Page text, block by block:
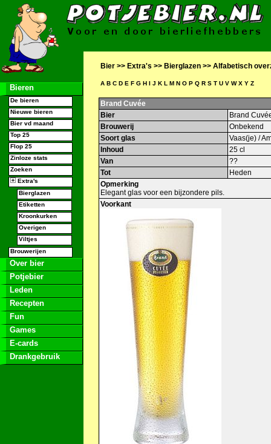
Bieren
De bieren
Nieuwe bieren
Bier vd maand
Top 25
Flop 25
Zinloze stats
Zoeken
Extra's
Bierglazen
Etiketten
Kroonkurken
Overigen
Viltjes
Brouwerijen
Over bier
Potjebier
Leden
Recepten
Fun
Games
E-cards
Drankgebruik
Bier >> Extra's >> Bierglazen >> Alfabetisch
A B C D E F G H I J K L M N O P Q R S T U V W X Y Z
Brand Cuvée
Bier
Brand
Brouwerij
Onbekend
Soort glas
Vaas(je) /
Inhoud
25 cl
Van
??
Tot
Heden
Opmerking
Elegant glas voor een bijzondere pils.
Voorkant